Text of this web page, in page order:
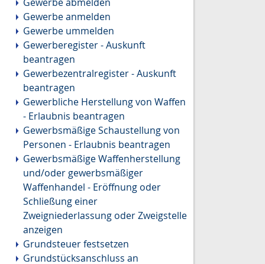
Gewerbe anmelden
Gewerbe ummelden
Gewerberegister - Auskunft
beantragen
Gewerbezentralregister - Auskunft
beantragen
Gewerbliche Herstellung von Waffen
- Erlaubnis beantragen
Gewerbsmäßige Schaustellung von
Personen - Erlaubnis beantragen
Gewerbsmäßige Waffenherstellung
und/oder gewerbsmäßiger
Waffenhandel - Eröffnung oder
Schließung einer
Zweigniederlassung oder Zweigstelle
anzeigen
Grundsteuer festsetzen
Grundstücksanschluss an